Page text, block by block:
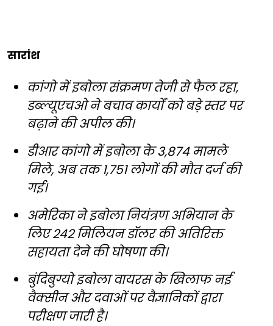
सारांश
कांगो में इबोला संक्रमण तेजी से फैल रहा,
डब्ल्यूएचओ ने बचाव कार्यों को बड़े स्तर पर
बढ़ाने की अपील की।
डीआर कांगो में इबोला के 3,874 मामले
मिले, अब तक 1,751 लोगों की मौत दर्ज की
गई।
अमेरिका ने इबोला नियंत्रण अभियान के
लिए 242 मिलियन डॉलर की अतिरिक्त
सहायता देने की घोषणा की।
बुंदिबुग्यो इबोला वायरस के खिलाफ नई
वैक्सीन और दवाओं पर वैज्ञानिकों द्वारा
परीक्षण जारी है।